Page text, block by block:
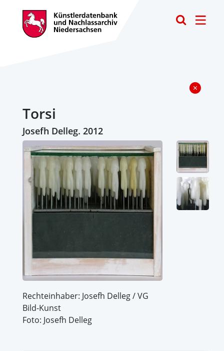
Torsi
Josefh Delleg. 2012
Rechteinhaber: Josefh Delleg / VG
Bild-Kunst
Foto: Josefh Delleg